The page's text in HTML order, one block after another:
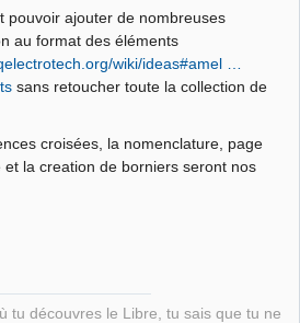
pouvoir ajouter de nombreuses
au format des éléments
wiki/ideas#amel …
sans retoucher toute la collection de
croisées, la nomenclature, page
et la creation de borniers seront nos
tu découvres le Libre, tu sais que tu ne